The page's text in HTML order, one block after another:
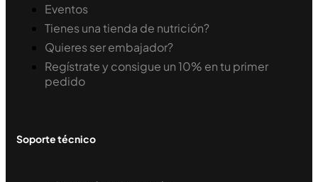
Eventos
Tienes una tienda de nutrición?
Quieres ser embajador?
Regístrate y consigue un 10% en tu primer
pedido
Soporte técnico